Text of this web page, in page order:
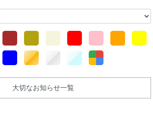
大切なお知らせ一覧